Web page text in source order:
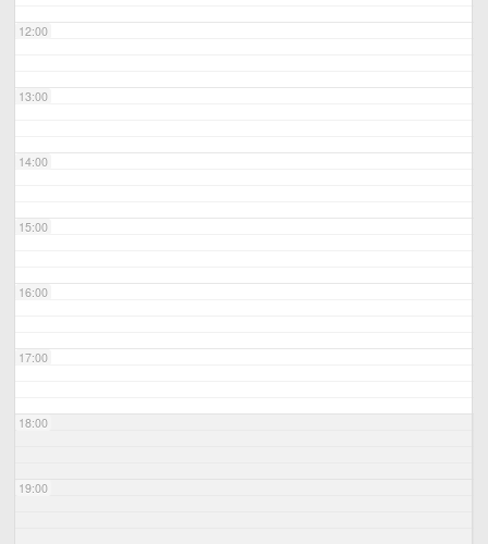
12:00
13:00
14:00
15:00
16:00
17:00
18:00
19:00